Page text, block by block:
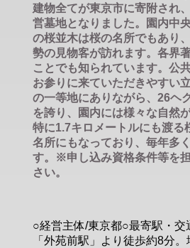
建物全てが東京市に寄附され
営墓地となりました。園内中
の桜並木は桜の名所でもあり
勢の見物客が訪れます。各界
ことでも知られています。公
お参りに来ていただきやすい
の一等地にありながら、26ヘ
を誇り、園内には様々な自然
特に1.7キロメートルにも渡る
名所にもなっており、毎年多
す。※申し込み資格条件等を
さい。
○経営主体/東京都○最寄駅・交
「外苑前駅」より徒歩約8分